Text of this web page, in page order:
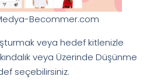
Becommer.com
veya hedef kitlenizle
veya Üzerinde Düşünme
seçebilirsiniz.